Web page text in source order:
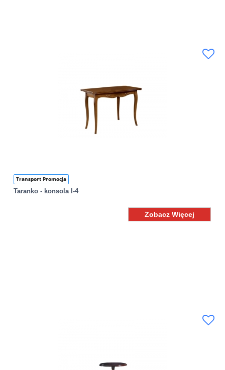
Transport Promocja
Taranko - konsola l-4
Zobacz Więcej